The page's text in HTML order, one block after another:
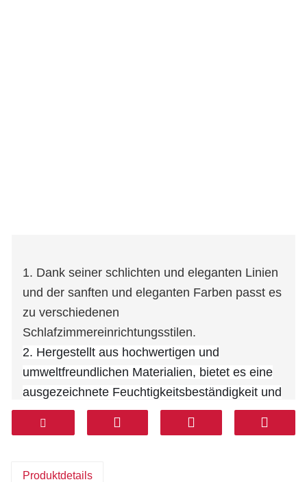
1. Dank seiner schlichten und eleganten Linien
und der sanften und eleganten Farben passt es
zu verschiedenen
Schlafzimmereinrichtungsstilen.
2. Hergestellt aus hochwertigen und
umweltfreundlichen Materialien, bietet es eine
ausgezeichnete Feuchtigkeitsbeständigkeit und
Schalldämmung und gewährleistet so ein
langfristiges Benutzererlebnis.
Komponenten und geräuschlosen Scharnieren,
Produktdetails